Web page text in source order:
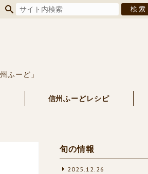
ふーど」
信州ふーどレシピ
旬の情報
2025.12.26